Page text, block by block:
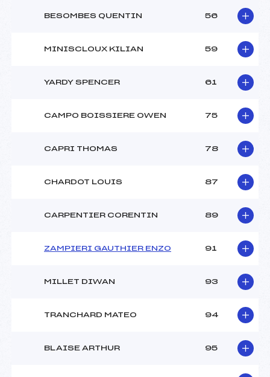
BESOMBES QUENTIN 56
MINISCLOUX KILIAN 59
YARDY SPENCER 61
CAMPO BOISSIERE OWEN 75
CAPRI THOMAS 78
CHARDOT LOUIS 87
CARPENTIER CORENTIN 89
ZAMPIERI GAUTHIER ENZO 91
MILLET DIWAN 93
TRANCHARD MATEO 94
BLAISE ARTHUR 95